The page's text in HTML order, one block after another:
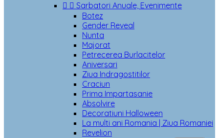
  Sarbatori Anuale, Evenimente
Botez
Gender Reveal
Nunta
Majorat
Petrecerea Burlacitelor
Aniversari
Ziua Indragostitilor
Craciun
Prima Impartasanie
Absolvire
Decoratiuni Halloween
La multi ani Romania | Ziua Romaniei
Revelion